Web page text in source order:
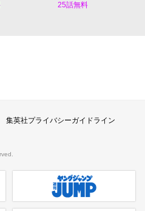
25話無料
ジャンプ
集英社プライバシーガイドライン
週刊ヤングジャンプ公式サイト